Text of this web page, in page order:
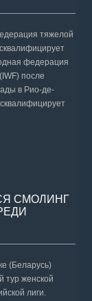
тяжелой
федерация
после
в Рио-де-
СМОЛИНГ
(Беларусь)
тур женской
лиги.